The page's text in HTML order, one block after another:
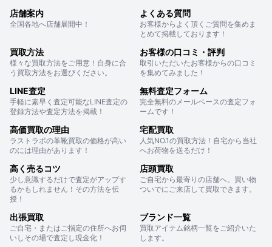
店舗案内
全国各地へ店舗展開中！
よくある質問
お客様からよく頂くご質問を集めま
とめて掲載しております！
買取方法
様々な買取方法をご用意！自身に合
う買取方法をお選びください。
お客様の口コミ・評判
取引いただいたお客様からの口コミ
を集めてみました！
LINE査定
手軽に素早く査定可能なLINE査定の
登録方法や査定方法を掲載！
無料査定フォーム
完全無料のメールベースの査定フォ
ームです！
高価買取の理由
ラストラボの革靴買取の価格が高い
のには理由があります！
宅配買取
人気NO.1の買取方法！自宅から当社
へお荷物を送るだけ！
高く売るコツ
少し意識するだけで査定がアップす
るかもしれません！その方法を伝
授！
店頭買取
ご自宅から最寄りの店舗へ。買い物
ついでにご来店して買取できます。
出張買取
ご自宅・またはご指定の住所へお伺
いしその場で査定し現金化！
ブランド一覧
買取アイテム銘柄一覧をご紹介いた
します。